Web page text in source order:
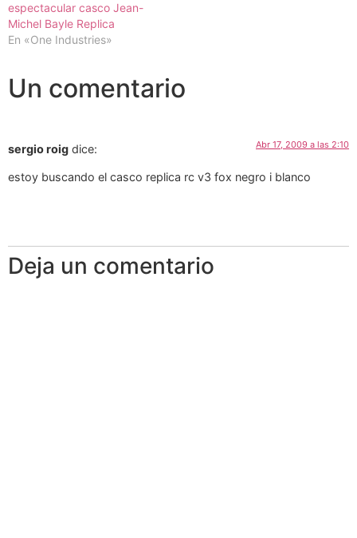
espectacular casco Jean-
Michel Bayle Replica
En «One Industries»
Un comentario
sergio roig dice: Abr 17, 2009 a las 2:10
estoy buscando el casco replica rc v3 fox negro i blanco
Deja un comentario